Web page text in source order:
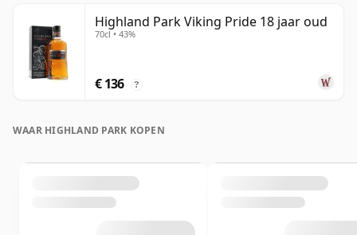
Highland Park Viking Pride 18 jaar oud
70cl • 43%
€ 136 ?
WAAR HIGHLAND PARK KOPEN